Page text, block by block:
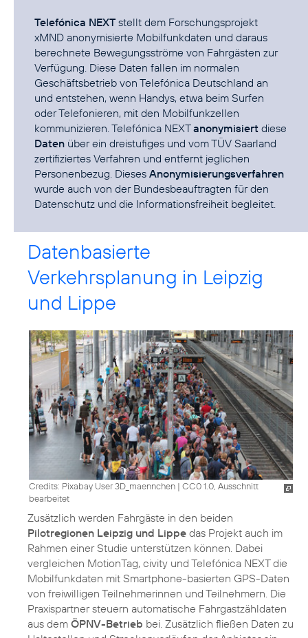
Telefónica NEXT stellt dem Forschungsprojekt
xMND anonymisierte Mobilfunkdaten und daraus
berechnete Bewegungsströme von Fahrgästen zur
Verfügung. Diese Daten fallen im normalen
Geschäftsbetrieb von Telefónica Deutschland an
und entstehen, wenn Handys, etwa beim Surfen
oder Telefonieren, mit den Mobilfunkzellen
kommunizieren. Telefónica NEXTanonymisiert diese
Daten über ein dreistufiges und vom TÜV Saarland
zertifiziertes Verfahren und entfernt jeglichen
Personenbezug. Dieses Anonymisierungsverfahren
wurde auch von der Bundesbeauftragten für den
Datenschutz und die Informationsfreiheit begleitet.
Datenbasierte
Verkehrsplanung in Leipzig
und Lippe
Credits: Pixabay User 3D_maennchen | CC0 1.0, Ausschnitt
bearbeitet
Zusätzlich werden Fahrgäste in den beiden
Pilotregionen Leipzig und Lippe das Projekt auch im
Rahmen einer Studie unterstützen können. Dabei
vergleichen MotionTag, civity und Telefónica NEXT die
Mobilfunkdaten mit Smartphone-basierten GPS-Daten
von freiwilligen Teilnehmerinnen und Teilnehmern. Die
Praxispartner steuern automatische Fahrgastzähldaten
aus dem ÖPNV-Betrieb bei. Zusätzlich fließen Daten zu